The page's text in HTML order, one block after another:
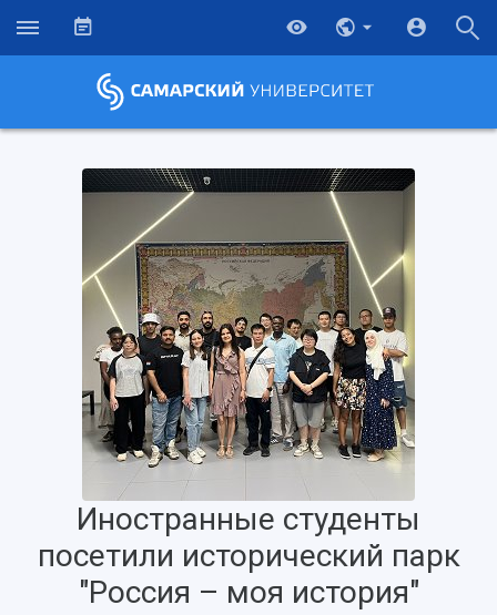
НАЗАД
Иностранные студенты
посетили исторический парк
"Россия – моя история"